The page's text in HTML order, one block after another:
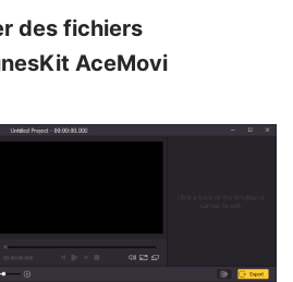
des fichiers
AceMovi